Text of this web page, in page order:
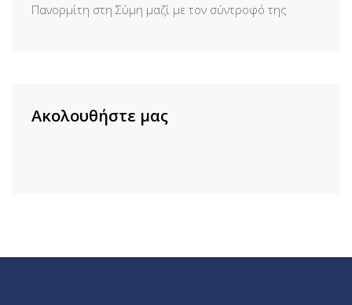
Πανορμίτη στη Σύμη μαζί με τον σύντροφό της
Ακολουθήστε μας